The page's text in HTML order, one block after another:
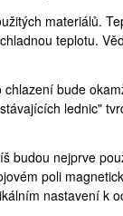
materiálů.
teplotu.
bude
lednic"
budou nejprve
poli
nastavení k